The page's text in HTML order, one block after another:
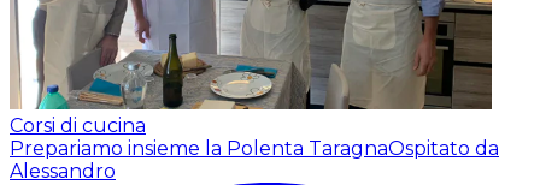
Corsi di cucina
Prepariamo insieme la Polenta TaragnaOspitato da
Alessandro